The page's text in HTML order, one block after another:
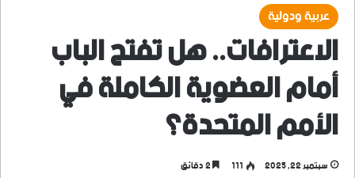
عربية ودولية
الاعترافات.. هل تفتح الباب
أمام العضوية الكاملة في
الأمم المتحدة؟
سبتمبر 22, 2025 111